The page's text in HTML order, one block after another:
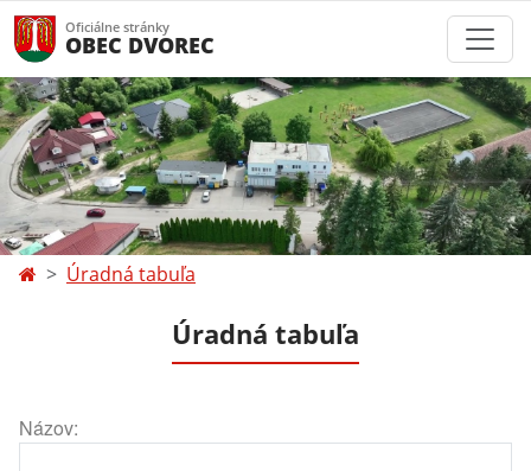
Oficiálne stránky
OBEC DVOREC
Úradná tabuľa
Úradná tabuľa
Názov: